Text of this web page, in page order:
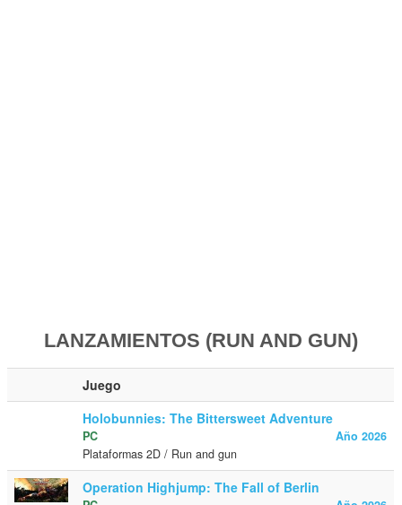
LANZAMIENTOS (RUN AND GUN)
Juego
Holobunnies: The Bittersweet Adventure
Año 2026
PC
Plataformas 2D / Run and gun
Operation Highjump: The Fall of Berlin